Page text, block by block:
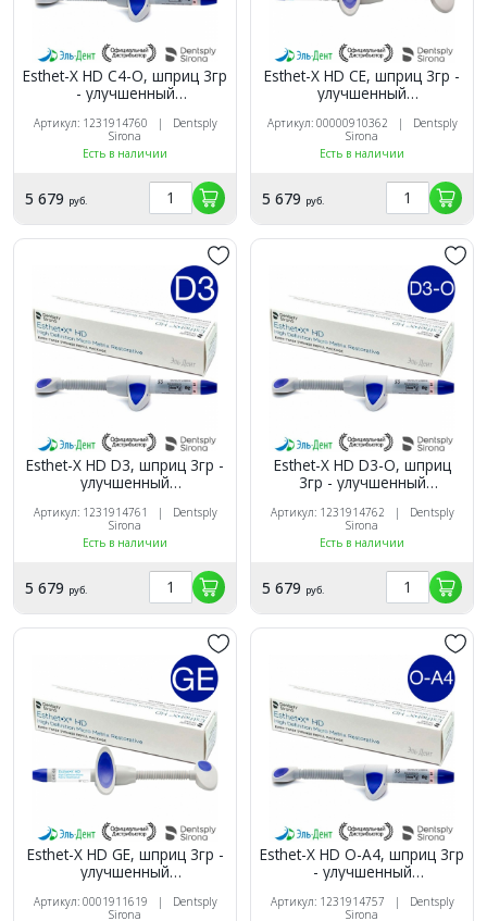
Esthet-X HD C4-O, шприц 3гр
- улучшенный
композит, Dentsply
Артикул: 1231914760 | Dentsply
Sirona
Есть в наличии
5 679 руб.
Esthet-X HD CE, шприц 3гр -
улучшенный
композит, Dentsply
Артикул: 00000910362 | Dentsply
Sirona
Есть в наличии
5 679 руб.
Esthet-X HD D3, шприц 3гр -
улучшенный
композит, Dentsply
Артикул: 1231914761 | Dentsply
Sirona
Есть в наличии
5 679 руб.
Esthet-X HD D3-O, шприц
3гр - улучшенный
композит, Dentsply
Артикул: 1231914762 | Dentsply
Sirona
Есть в наличии
5 679 руб.
Esthet-X HD GE, шприц 3гр -
улучшенный
композит, Dentsply
Артикул: 0001911619 | Dentsply
Sirona
Esthet-X HD O-A4, шприц 3гр
- улучшенный
композит, Dentsply
Артикул: 1231914757 | Dentsply
Sirona